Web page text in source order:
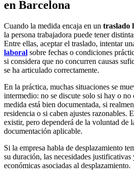
en Barcelona
Cuando la medida encaja en un traslado
la persona trabajadora puede tener
Entre ellas, aceptar el traslado, intentar
laboral sobre fechas o condiciones
si considera que no concurren causas
se ha articulado correctamente.
En la práctica, muchas situaciones se
intermedio: no se discute solo si hay o no
medida está bien documentada, si
residencia o si caben ajustes razonables.
existir, pero dependerá de la voluntad de
documentación aplicable.
Si la empresa habla de desplazamiento
su duración, las necesidades
económicas asociadas al desplazamiento.